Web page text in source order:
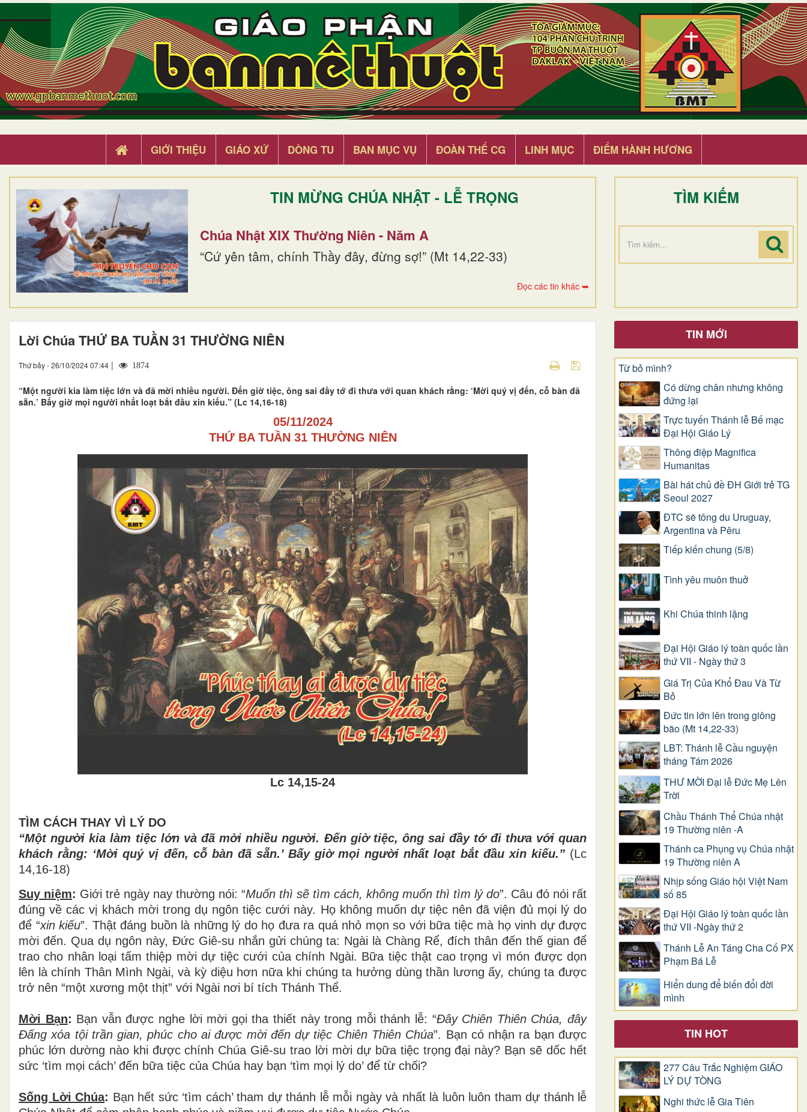
GIỚI THIỆU GIÁO XỨ DÒNG TU BAN MỤC VỤ ĐOÀN THỂ CG LINH MỤC ĐIỂM HÀNH HƯƠNG
TIN MỪNG CHÚA NHẬT - LỄ TRỌNG
Chúa Nhật XIX Thường Niên - Năm A
“Cứ yên tâm, chính Thầy đây, đừng sợ!” (Mt 14,22-33)
Đọc các tin khác ➥
TÌM KIẾM
Lời Chúa THỨ BA TUẦN 31 THƯỜNG NIÊN
Thứ bảy - 26/10/2024 07:44 | 1874
“Một người kia làm tiệc lớn và đã mời nhiều người. Đến giờ tiệc, ông sai đầy tớ đi thưa với quan khách rằng: ‘Mời quý vị đến, cỗ bàn đã
sẵn.’ Bấy giờ mọi người nhất loạt bắt đầu xin kiếu.” (Lc 14,16-18)
05/11/2024
THỨ BA TUẦN 31 THƯỜNG NIÊN
Lc 14,15-24
TÌM CÁCH THAY VÌ LÝ DO
“Một người kia làm tiệc lớn và đã mời nhiều người. Đến giờ tiệc, ông sai đầy tớ đi thưa với quan
khách rằng: ‘Mời quý vị đến, cỗ bàn đã sẵn.’ Bấy giờ mọi người nhất loạt bắt đầu xin kiếu.” (Lc
14,16-18)
Suy niệm: Giới trẻ ngày nay thường nói: “Muốn thì sẽ tìm cách, không muốn thì tìm lý do”. Câu đó nói rất
đúng về các vị khách mời trong dụ ngôn tiệc cưới này. Họ không muốn dự tiệc nên đã viện đủ mọi lý do
để “xin kiếu”. Thật đáng buồn là những lý do họ đưa ra quá nhỏ mọn so với bữa tiệc mà họ vinh dự được
mời đến. Qua dụ ngôn này, Đức Giê-su nhắn gửi chúng ta: Ngài là Chàng Rể, đích thân đến thế gian để
trao cho nhân loại tấm thiệp mời dự tiệc cưới của chính Ngài. Bữa tiệc thật cao trọng vì món được dọn
lên là chính Thân Mình Ngài, và kỳ diệu hơn nữa khi chúng ta hưởng dùng thần lương ấy, chúng ta được
trở nên “một xương một thịt” với Ngài nơi bí tích Thánh Thể.
Mời Bạn: Bạn vẫn được nghe lời mời gọi tha thiết này trong mỗi thánh lễ: “Đây Chiên Thiên Chúa, đây
Đấng xóa tội trần gian, phúc cho ai được mời đến dự tiệc Chiên Thiên Chúa”. Bạn có nhận ra bạn được
phúc lớn dường nào khi được chính Chúa Giê-su trao lời mời dự bữa tiệc trọng đại này? Bạn sẽ dốc hết
sức ‘tìm mọi cách’ đến bữa tiệc của Chúa hay bạn ‘tìm mọi lý do’ để từ chối?
Sống Lời Chúa: Bạn hết sức ‘tìm cách’ tham dự thánh lễ mỗi ngày và nhất là luôn luôn tham dự thánh lễ
TIN MỚI
Từ bỏ mình?
Có dừng chân nhưng không
đứng lại
Trực tuyến Thánh lễ Bế mạc
Đại Hội Giáo Lý
Thông điệp Magnifica
Humanitas
Bài hát chủ đề ĐH Giới trẻ TG
Seoul 2027
ĐTC sẽ tông du Uruguay,
Argentina và Pêru
Tiếp kiến chung (5/8)
Tình yêu muôn thuở
Khi Chúa thinh lặng
Đại Hội Giáo lý toàn quốc lần
thứ VII - Ngày thứ 3
Giá Trị Của Khổ Ðau Và Từ
Bỏ
Đức tin lớn lên trong giông
bão (Mt 14,22-33)
LBT: Thánh lễ Cầu nguyện
tháng Tám 2026
THƯ MỜI Đại lễ Đức Mẹ Lên
Trời
Chầu Thánh Thể Chúa nhật
19 Thường niên -A
Thánh ca Phụng vụ Chúa nhật
19 Thường niên A
Nhịp sống Giáo hội Việt Nam
số 85
Đại Hội Giáo lý toàn quốc lần
thứ VII -Ngày thứ 2
Thánh Lễ An Táng Cha Cố PX
Phạm Bá Lễ
Hiển dung để biến đổi đời
mình
TIN HOT
277 Câu Trắc Nghiệm GIÁO
LÝ DỰ TÒNG
Nghi thức lễ Gia Tiên